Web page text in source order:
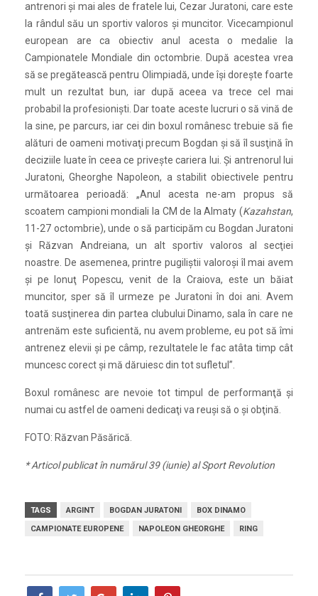
antrenori și mai ales de fratele lui, Cezar Juratoni, care este
la rândul său un sportiv valoros și muncitor. Vicecampionul
european are ca obiectiv anul acesta o medalie la
Campionatele Mondiale din octombrie. După acestea vrea
să se pregătească pentru Olimpiadă, unde își dorește foarte
mult un rezultat bun, iar după aceea va trece cel mai
probabil la profesioniști. Dar toate aceste lucruri o să vină de
la sine, pe parcurs, iar cei din boxul românesc trebuie să fie
alături de oameni motivaţi precum Bogdan și să îl susţină în
deciziile luate în ceea ce privește cariera lui. Și antrenorul lui
Juratoni, Gheorghe Napoleon, a stabilit obiectivele pentru
următoarea perioadă: „Anul acesta ne-am propus să
scoatem campioni mondiali la CM de la Almaty (Kazahstan,
11-27 octombrie), unde o să participăm cu Bogdan Juratoni
și Răzvan Andreiana, un alt sportiv valoros al secţiei
noastre. De asemenea, printre pugiliștii valoroși îl mai avem
și pe Ionuţ Popescu, venit de la Craiova, este un băiat
muncitor, sper să îl urmeze pe Juratoni în doi ani. Avem
toată susţinerea din partea clubului Dinamo, sala în care ne
antrenăm este suficientă, nu avem probleme, eu pot să îmi
antrenez elevii și pe câmp, rezultatele le fac atâta timp cât
muncesc corect și mă dăruiesc din tot sufletul”.
Boxul românesc are nevoie tot timpul de performanţă și
numai cu astfel de oameni dedicaţi va reuși să o și obţină.
FOTO: Răzvan Păsărică.
* Articol publicat în numărul 39 (iunie) al Sport Revolution
TAGS ARGINT BOGDAN JURATONI
BOX DINAMO
CAMPIONATE EUROPENE
NAPOLEON GHEORGHE RING